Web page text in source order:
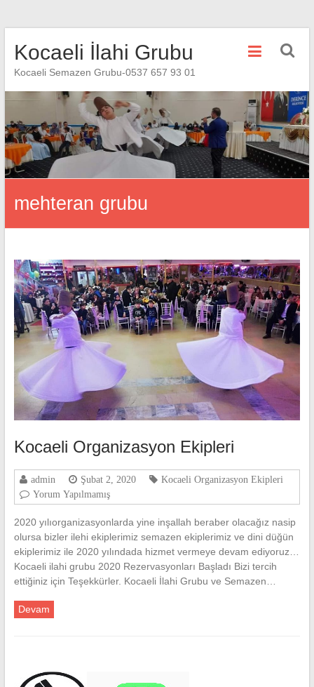
Kocaeli İlahi Grubu
Kocaeli Semazen Grubu-0537 657 93 01
mehteran grubu
Kocaeli Organizasyon Ekipleri
admin Şubat 2, 2020
Kocaeli Organizasyon Ekipleri
Yorum Yapılmamış
2020 yılıorganizasyonlarda yine inşallah beraber olacağız nasip
olursa bizler ilehi ekiplerimiz semazen ekiplerimiz ve dini düğün
ekiplerimiz ile 2020 yılındada hizmet vermeye devam ediyoruz…
Kocaeli ilahi grubu 2020 Rezervasyonları Başladı Bizi tercih
ettiğiniz için Teşekkürler. Kocaeli İlahi Grubu ve Semazen…
Devam